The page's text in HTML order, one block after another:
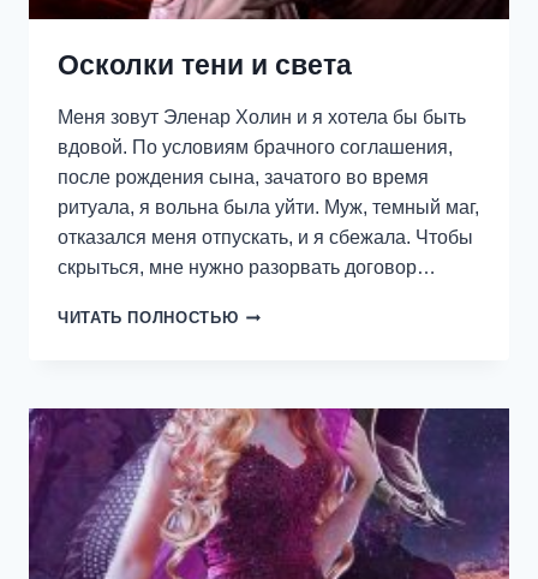
Осколки тени и света
Меня зовут Эленар Холин и я хотела бы быть
вдовой. По условиям брачного соглашения,
после рождения сына, зачатого во время
ритуала, я вольна была уйти. Муж, темный маг,
отказался меня отпускать, и я сбежала. Чтобы
скрыться, мне нужно разорвать договор…
ЧИТАТЬ ПОЛНОСТЬЮ ОСКОЛКИ